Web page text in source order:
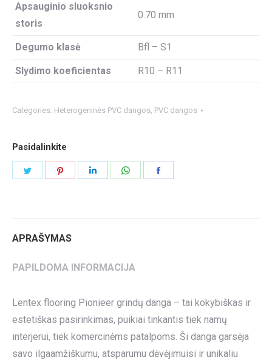
Apsauginio sluoksnio
storis
0.70 mm
Degumo klasė Bfl – S1
Slydimo koeficientas R10 – R11
Categories: Heterogeninės PVC dangos, PVC dangos
Pasidalinkite
APRAŠYMAS
PAPILDOMA INFORMACIJA
Lentex flooring Pionieer grindų danga – tai kokybiškas ir
estetiškas pasirinkimas, puikiai tinkantis tiek namų
interjerui, tiek komercinėms patalpoms. Ši danga garsėja
savo ilgaamžiškumu, atsparumu dėvėjimuisi ir unikaliu